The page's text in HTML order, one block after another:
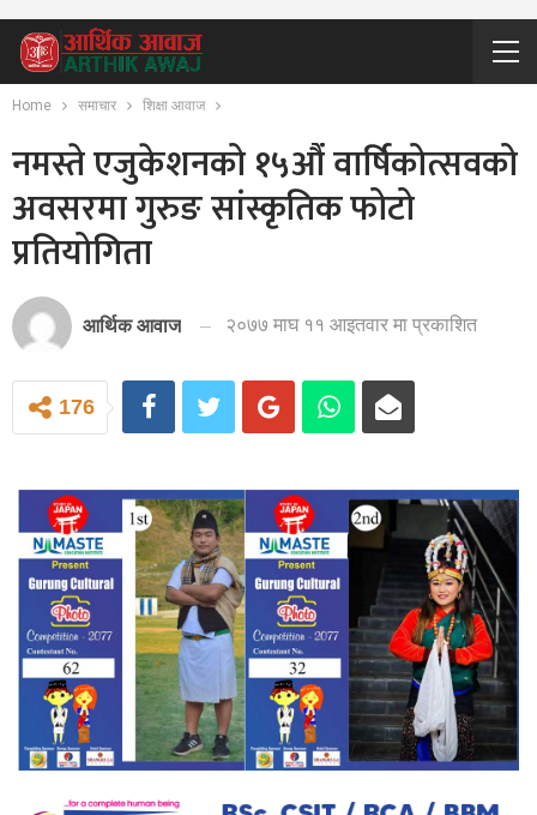
Home समाचार शिक्षा आवाज
नमस्ते एजुकेशनको १५औं वार्षिकोत्सवको
अवसरमा गुरुङ सांस्कृतिक फोटो
प्रतियोगिता
आर्थिक आवाज २०७७ माघ ११ आइतवार मा प्रकाशित
176